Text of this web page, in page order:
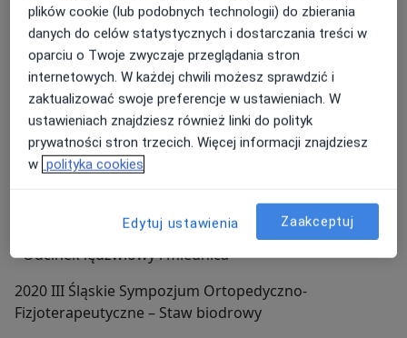
2019 Terapia manualna wg standardów IFOMPT – Kurs
rozszerzony [MT II] - Moduł I: Dysfunkcje piersiowego
odcinka kręgosłupa.
2019 Tendinopatia w modelu Evidence-Informed
Practice
2019 Terapia manualna wg standardów IFOMPT – Kurs
rozszerzony [MT II] - Moduł II: Dysfunkcje odc.
2020 Kręgosłup - Osteopatyczna diagnostyka i leczenie
- Odcinek lędźwiowy i miednica
2020 III Śląskie Sympozjum Ortopedyczno-
Fizjoterapeutyczne – Staw biodrowy
plików cookie (lub podobnych technologii) do zbierania
danych do celów statystycznych i dostarczania treści w
oparciu o Twoje zwyczaje przeglądania stron
internetowych. W każdej chwili możesz sprawdzić i
zaktualizować swoje preferencje w ustawieniach. W
ustawieniach znajdziesz również linki do polityk
prywatności stron trzecich. Więcej informacji znajdziesz
w polityka cookies
Edytuj ustawienia Zaakceptuj